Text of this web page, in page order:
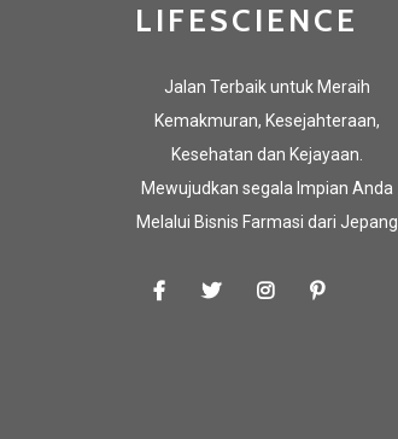
LIFESCIENCE
Jalan Terbaik untuk Meraih
Kemakmuran, Kesejahteraan,
Kesehatan dan Kejayaan.
Mewujudkan segala Impian Anda
Melalui Bisnis Farmasi dari Jepang